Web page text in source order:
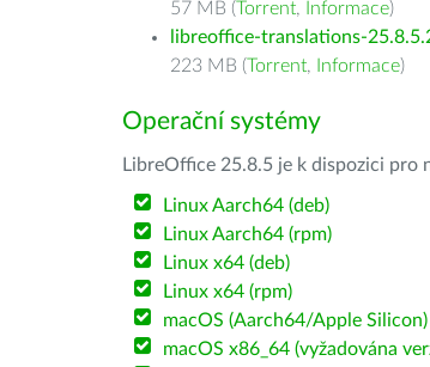
57 MB (Torrent, Informace)
libreoffice-translations-
223 MB (Torrent, Informace)
Operační systémy
LibreOffice 25.8.5 je k dispozici
Linux Aarch64 (deb)
Linux Aarch64 (rpm)
Linux x64 (deb)
Linux x64 (rpm)
macOS (Aarch64/Apple Silicon)
macOS x86_64 (vyžadována